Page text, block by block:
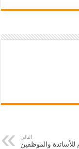
التالي
للأساتذة والموظفين